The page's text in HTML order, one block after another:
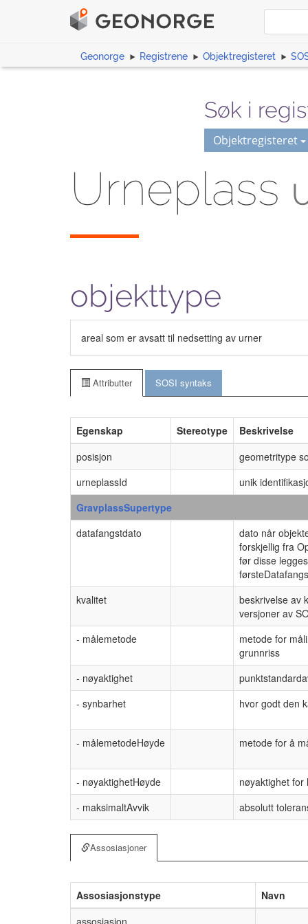
Geonorge Registrene Objektregisteret
Søk i
Objektregisteret
Urneplass
objekttype
areal som er avsatt til nedsetting av urner
Attributter SOSI syntaks
Egenskap Stereotype
Beskrivelse
posisjon
geometritype
urneplassId
unik
GravplassSupertype
datafangstdato
dato når
forskjellig fra
før disse
kvalitet
beskrivelse av
versjoner av
- målemetode
metode for
grunnriss
- nøyaktighet
- synbarhet
hvor godt den
- målemetodeHøyde metode for å
- nøyaktighetHøyde
nøyaktighet for
- maksimaltAvvik
absolutt
Assosiasjoner
Assosiasjonstype
Navn
assosiasjon